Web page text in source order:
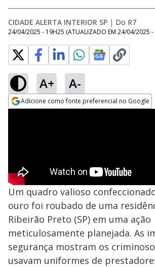
CIDADE ALERTA INTERIOR SP | Do R7
24/04/2025 - 19H25 (ATUALIZADO EM 24/04/2025 -
A+ A-
Adicione como fonte preferencial no Google
Um quadro valioso
ouro foi roubado de uma
Ribeirão Preto (SP) em uma ação
meticulosamente planejada. As
segurança mostram os
usavam uniformes de